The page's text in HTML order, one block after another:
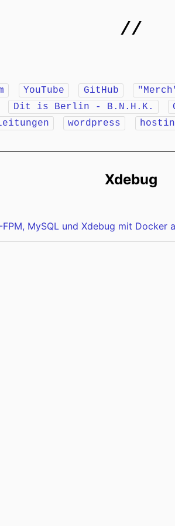
//
YouTube GitHub
Dit is Berlin - B.N.H.K.
wordpress
Xdebug
MySQL und Xdebug mit Docker